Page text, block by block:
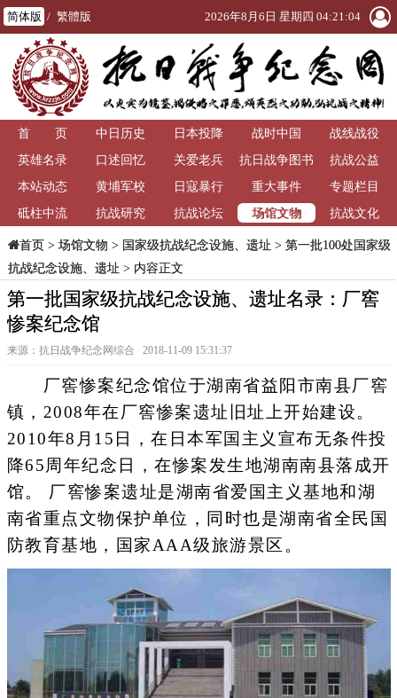
简体版 / 繁體版 2026年8月6日 星期四 04:21:04
首 页 中日历史 日本投降 战时中国
战线战役
英雄名录
口述回忆 关爱老兵
抗日战争图书
馆
抗战公益
本站动态
黄埔军校 日寇暴行 重大事件
专题栏目
砥柱中流
抗战研究 抗战论坛 场馆文物 抗战文化
首页> 场馆文物 > 国家级抗战纪念设施、遗址 > 第一批100处国家级
抗战纪念设施、遗址 > 内容正文
第一批国家级抗战纪念设施、遗址名录：厂窖
惨案纪念馆
来源：抗日战争纪念网综合 2018-11-09 15:31:37
厂窖惨案纪念馆位于湖南省益阳市南县厂窖
镇，2008年在厂窖惨案遗址旧址上开始建设。
2010年8月15日，在日本军国主义宣布无条件投
降65周年纪念日，在惨案发生地湖南南县落成开
馆。 厂窖惨案遗址是湖南省爱国主义基地和湖
南省重点文物保护单位，同时也是湖南省全民国
防教育基地，国家AAA级旅游景区。